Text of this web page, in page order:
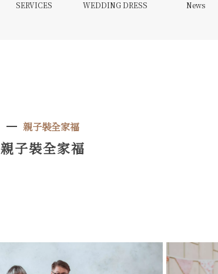
SERVICES WEDDING DRESS News
親子裝全家福
親子裝全家福